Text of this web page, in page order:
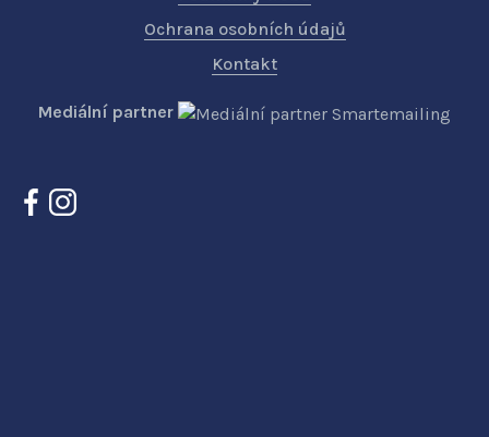
Ochrana osobních údajů
Kontakt
Mediální partner